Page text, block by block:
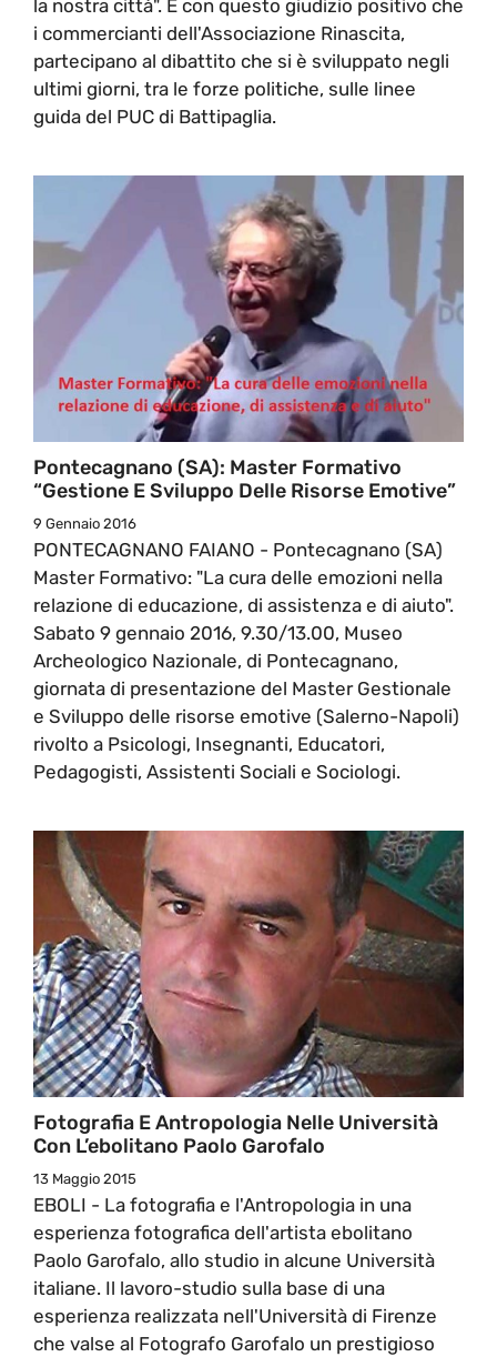
la nostra città". É con questo giudizio positivo che
i commercianti dell'Associazione Rinascita,
partecipano al dibattito che si è sviluppato negli
ultimi giorni, tra le forze politiche, sulle linee
guida del PUC di Battipaglia.
Pontecagnano (SA): Master Formativo
“Gestione E Sviluppo Delle Risorse Emotive”
9 Gennaio 2016
PONTECAGNANO FAIANO - Pontecagnano (SA)
Master Formativo: "La cura delle emozioni nella
relazione di educazione, di assistenza e di aiuto".
Sabato 9 gennaio 2016, 9.30/13.00, Museo
Archeologico Nazionale, di Pontecagnano,
giornata di presentazione del Master Gestionale
e Sviluppo delle risorse emotive (Salerno-Napoli)
rivolto a Psicologi, Insegnanti, Educatori,
Pedagogisti, Assistenti Sociali e Sociologi.
Fotografia E Antropologia Nelle Università
Con L’ebolitano Paolo Garofalo
13 Maggio 2015
EBOLI - La fotografia e l'Antropologia in una
esperienza fotografica dell'artista ebolitano
Paolo Garofalo, allo studio in alcune Università
italiane. Il lavoro-studio sulla base di una
esperienza realizzata nell'Università di Firenze
che valse al Fotografo Garofalo un prestigioso